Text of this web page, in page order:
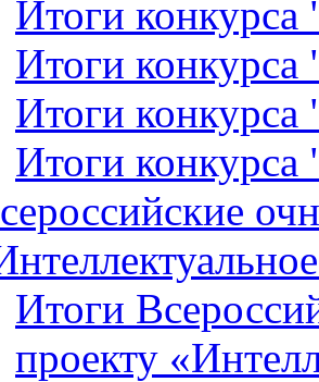
Итоги
Итоги конкурса
Итоги
Итоги
Итоги
проекту